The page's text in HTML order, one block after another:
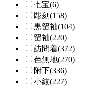
七宝(6)
彫刻(158)
黒留袖(104)
留袖(220)
訪問着(372)
色無地(270)
附下(336)
小紋(227)